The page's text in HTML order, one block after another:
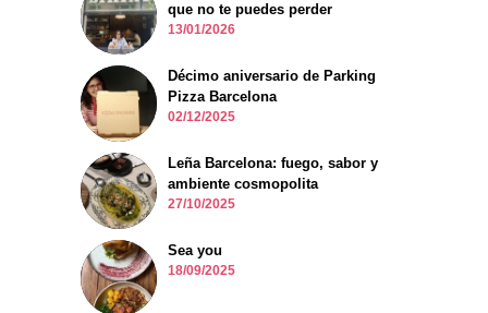
que no te puedes perder
13/01/2026
Décimo aniversario de Parking
Pizza Barcelona
02/12/2025
Leña Barcelona: fuego, sabor y
ambiente cosmopolita
27/10/2025
Sea you
18/09/2025